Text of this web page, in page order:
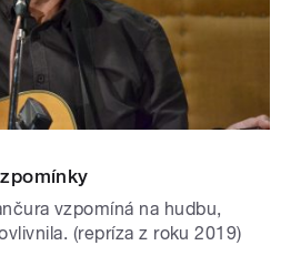
vzpomíná na hudbu,
(repríza z roku 2019)